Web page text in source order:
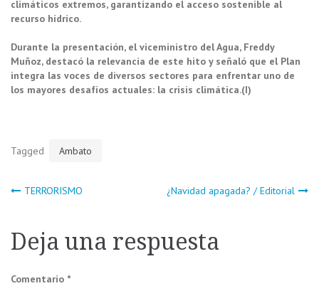
climáticos extremos, garantizando el acceso sostenible al
recurso hídrico.
Durante la presentación, el viceministro del Agua, Freddy
Muñoz, destacó la relevancia de este hito y señaló que el Plan
integra las voces de diversos sectores para enfrentar uno de
los mayores desafíos actuales: la crisis climática.(I)
Tagged Ambato
Navegación
de
entradas
TERRORISMO ¿Navidad apagada? / Editorial
Deja una respuesta
Comentario *